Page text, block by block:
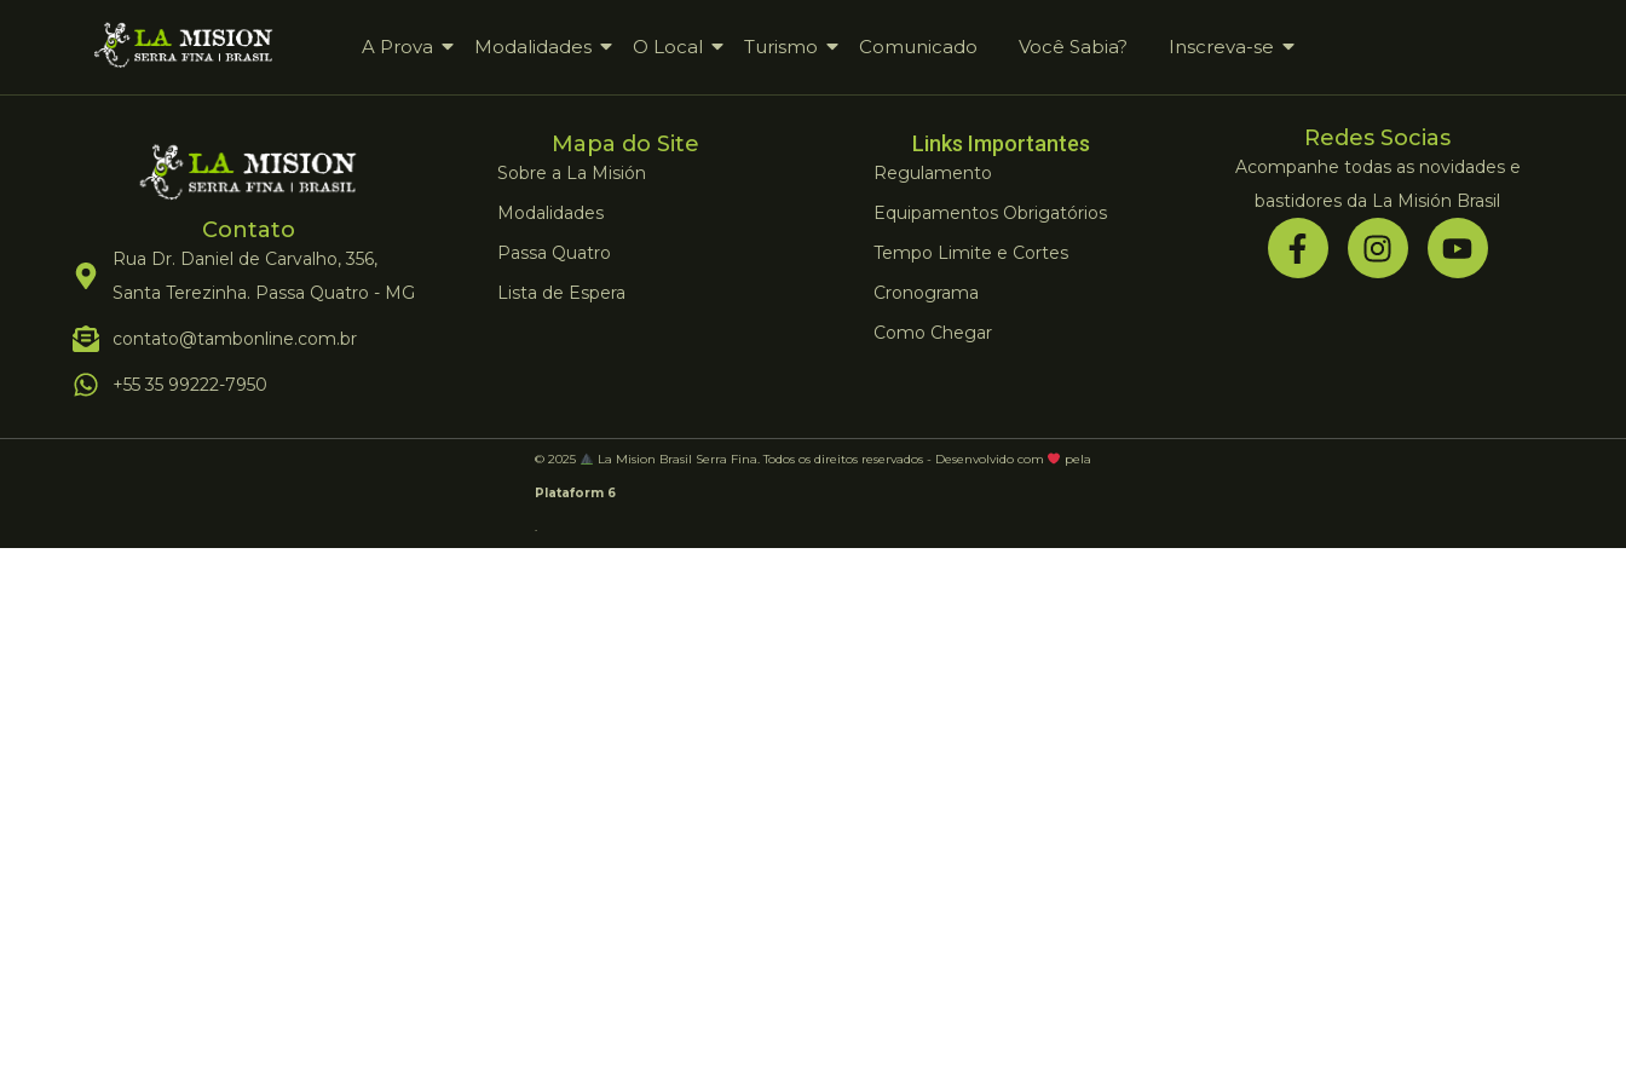
A Prova Modalidades O Local Turismo Comunicado Você Sabia? Inscreva-se
Contato
Rua Dr. Daniel de Carvalho, 356,
Santa Terezinha. Passa Quatro - MG
contato@tambonline.com.br
+55 35 99222-7950
Mapa do Site
Sobre a La Misión
Modalidades
Passa Quatro
Lista de Espera
Links Importantes
Regulamento
Equipamentos Obrigatórios
Tempo Limite e Cortes
Cronograma
Como Chegar
Redes Socias
Acompanhe todas as novidades e
bastidores da La Misión Brasil
© 2025 La Mision Brasil Serra Fina. Todos os direitos reservados - Desenvolvido com pela
Plataform 6
.